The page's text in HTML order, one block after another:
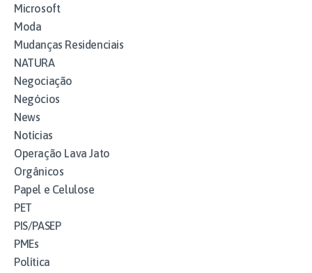
Microsoft
Moda
Mudanças Residenciais
NATURA
Negociação
Negócios
News
Notícias
Operação Lava Jato
Orgânicos
Papel e Celulose
PET
PIS/PASEP
PMEs
Política